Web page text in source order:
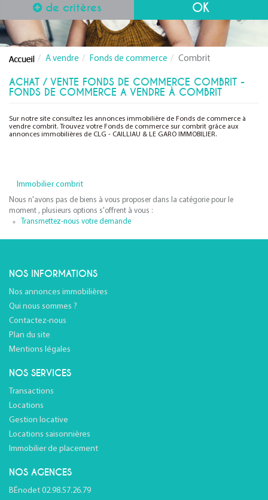
de critères
A vendre Fonds de commerce Combrit
ACHAT / VENTE FONDS DE COMMERCE COMBRIT -
FONDS DE COMMERCE A VENDRE À COMBRIT
Sur notre site consultez les annonces immobilière de Fonds de commerce à
vendre combrit. Trouvez votre Fonds de commerce sur combrit grâce aux
annonces immobilières de CLG - CAILLIAU & LE GARO IMMOBILIER.
Immobilier combrit
Nous n'avons pas de biens à vous proposer dans la catégorie pour le
moment , plusieurs options s'offrent à vous :
Transmettez-nous votre demande
NOS INFORMATIONS
Nos annonces immobilières
Qui nous sommes ?
Contactez-nous
Plan du site
Mentions légales
NOS SERVICES
Transactions
Locations
Gestion locative
Locations saisonnières
Immobilier de placement
NOS AGENCES
BÉnodet 02.98.57.26.79